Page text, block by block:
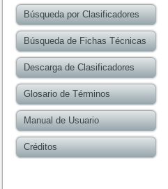
Búsqueda por Clasificadores
Búsqueda de Fichas Técnicas
Descarga de Clasificadores
Glosario de Términos
Manual de Usuario
Créditos